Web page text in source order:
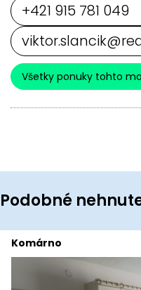
+421 915 781 049
Všetky ponuky tohto
Podobné
Komárno